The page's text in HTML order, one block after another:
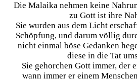
Die Malaika nehmen keine
zu Gott ist ihre
Sie wurden aus dem Licht
Schöpfung, und darum völlig
nicht einmal böse Gedanken
diese in die Tat
Sie gehorchen Gott immer, der
wann immer er einem